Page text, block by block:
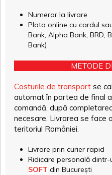
Numerar la livrare
Plata online cu cardul
Bank, Alpha Bank, BRD,
Bank)
METODE
Costurile de transport se
automat în partea de final
comandă, după
necesare. Livrarea se face
teritoriul României.
Livrare prin curier rapid
Ridicare personală dintr-
SOFT din București